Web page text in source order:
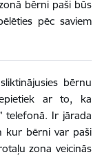
bērni paši būs
pēc saviem
bērnu
ar to, ka
telefonā. Ir jārada
kur bērni var paši
zona veicinās